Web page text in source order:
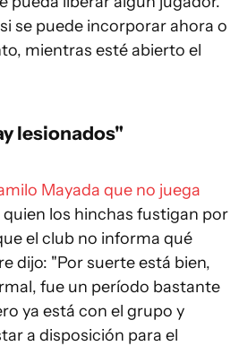
se puede incorporar ahora o
mientras esté abierto el
lesionados"
Mayada que no juega
quien los hinchas fustigan por
el club no informa qué
dijo: "Por suerte está bien,
fue un período bastante
ya está con el grupo y
a disposición para el